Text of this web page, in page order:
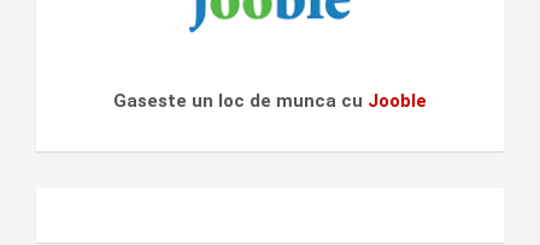
Gaseste un loc de munca cu Jooble